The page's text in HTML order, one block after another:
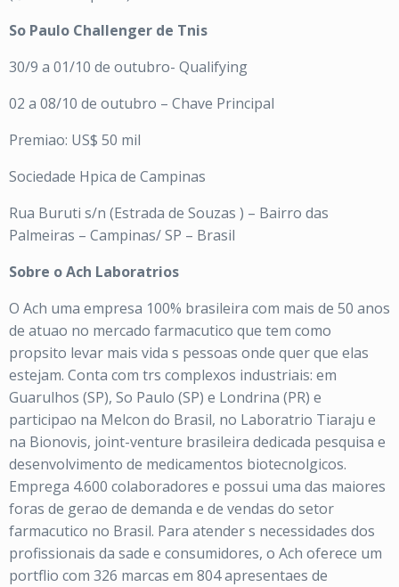
So Paulo Challenger de Tnis
30/9 a 01/10 de outubro- Qualifying
02 a 08/10 de outubro – Chave Principal
Premiao: US$ 50 mil
Sociedade Hpica de Campinas
Rua Buruti s/n (Estrada de Souzas ) – Bairro das
Palmeiras – Campinas/ SP – Brasil
Sobre o Ach Laboratrios
O Ach uma empresa 100% brasileira com mais de 50 anos
de atuao no mercado farmacutico que tem como
propsito levar mais vida s pessoas onde quer que elas
estejam. Conta com trs complexos industriais: em
Guarulhos (SP), So Paulo (SP) e Londrina (PR) e
participao na Melcon do Brasil, no Laboratrio Tiaraju e
na Bionovis, joint-venture brasileira dedicada pesquisa e
desenvolvimento de medicamentos biotecnolgicos.
Emprega 4.600 colaboradores e possui uma das maiores
foras de gerao de demanda e de vendas do setor
farmacutico no Brasil. Para atender s necessidades dos
profissionais da sade e consumidores, o Ach oferece um
portflio com 326 marcas em 804 apresentaes de